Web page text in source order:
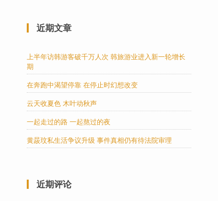
近期文章
上半年访韩游客破千万人次 韩旅游业进入新一轮增长
期
在奔跑中渴望停靠 在停止时幻想改变
云天收夏色 木叶动秋声
一起走过的路 一起熬过的夜
黄晸玟私生活争议升级 事件真相仍有待法院审理
近期评论